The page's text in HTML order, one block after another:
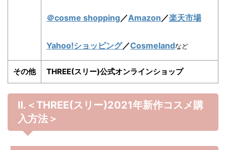
＠cosme shopping／Amazon ／楽天市場
Yahoo!ショッピング／Cosmelandなど
その他 THREE(スリー)公式オンラインショップ
Ⅱ.＜THREE(スリー)2021年新作コスメ購
入方法＞